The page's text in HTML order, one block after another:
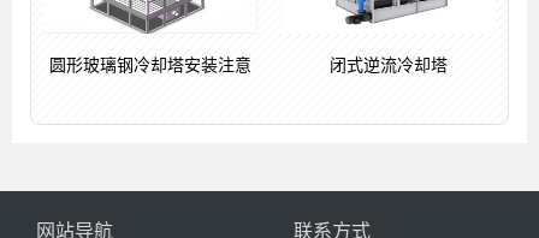
圆形玻璃钢冷却塔安装注意 闭式逆流冷却塔
网站导航 联系方式